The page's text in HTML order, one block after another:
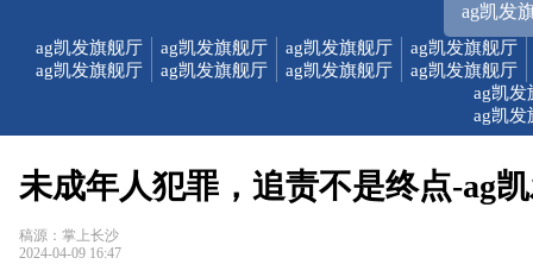
ag凯发
ag凯发旗舰厅
ag凯发旗舰厅
ag凯发旗舰厅
ag凯发旗舰厅
ag凯发旗舰厅
ag凯发旗舰厅
ag凯发旗舰厅
ag凯发旗舰厅
ag凯发
ag凯发
未成年人犯罪，追责不是终点-ag
稿源：掌上长沙
2024-04-09 16:47